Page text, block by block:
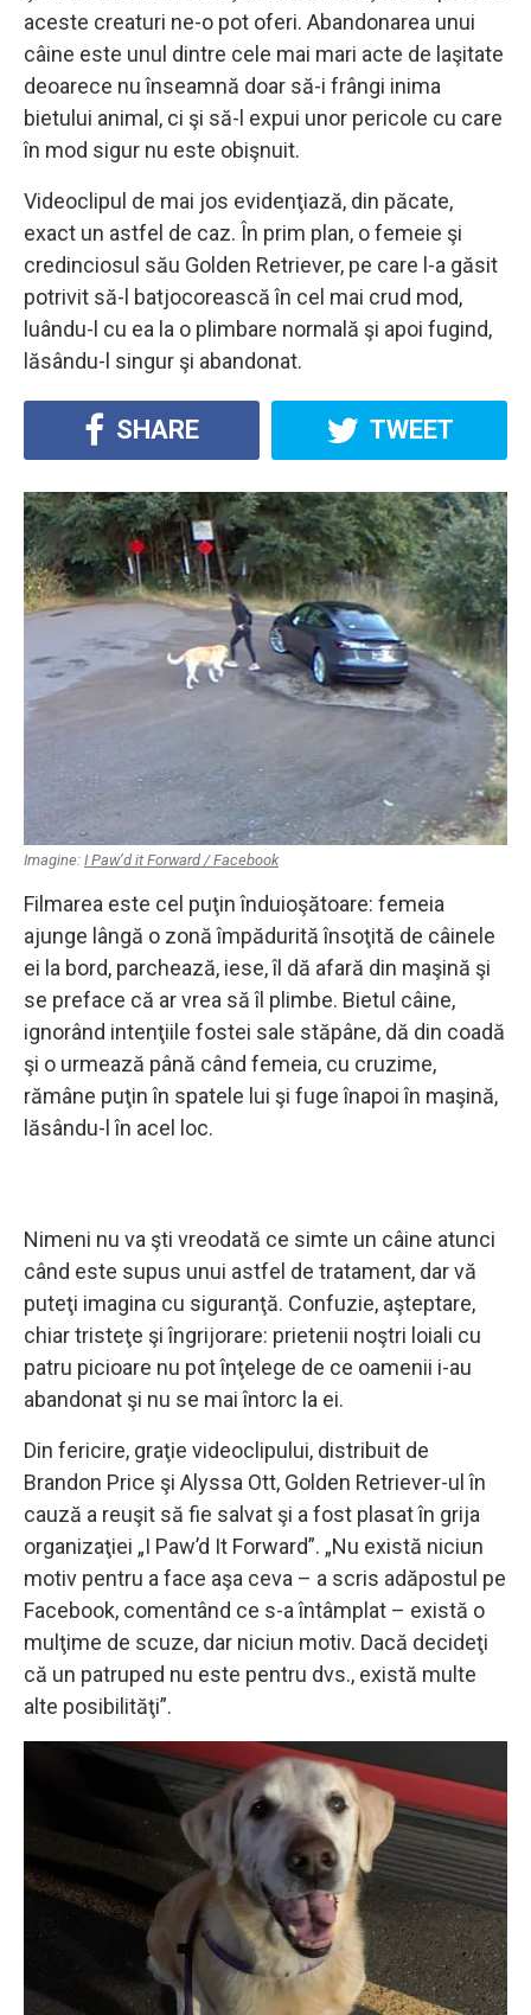
aceste creaturi ne-o pot oferi. Abandonarea unui
câine este unul dintre cele mai mari acte de laşitate
deoarece nu înseamnă doar să-i frângi inima
bietului animal, ci şi să-l expui unor pericole cu care
în mod sigur nu este obişnuit.
Videoclipul de mai jos evidenţiază, din păcate,
exact un astfel de caz. În prim plan, o femeie şi
credinciosul său Golden Retriever, pe care l-a găsit
potrivit să-l batjocorească în cel mai crud mod,
luându-l cu ea la o plimbare normală şi apoi fugind,
lăsându-l singur şi abandonat.
SHARE TWEET
Imagine: I Paw’d it Forward / Facebook
Filmarea este cel puţin înduioşătoare: femeia
ajunge lângă o zonă împădurită însoţită de câinele
ei la bord, parchează, iese, îl dă afară din maşină şi
se preface că ar vrea să îl plimbe. Bietul câine,
ignorând intenţiile fostei sale stăpâne, dă din coadă
şi o urmează până când femeia, cu cruzime,
rămâne puţin în spatele lui şi fuge înapoi în maşină,
lăsându-l în acel loc.
Nimeni nu va şti vreodată ce simte un câine atunci
când este supus unui astfel de tratament, dar vă
puteţi imagina cu siguranţă. Confuzie, aşteptare,
chiar tristeţe şi îngrijorare: prietenii noştri loiali cu
patru picioare nu pot înţelege de ce oamenii i-au
abandonat şi nu se mai întorc la ei.
Din fericire, graţie videoclipului, distribuit de
Brandon Price şi Alyssa Ott, Golden Retriever-ul în
cauză a reuşit să fie salvat şi a fost plasat în grija
organizaţiei „I Paw’d It Forward”. „Nu există niciun
motiv pentru a face aşa ceva – a scris adăpostul pe
Facebook, comentând ce s-a întâmplat – există o
mulţime de scuze, dar niciun motiv. Dacă decideţi
că un patruped nu este pentru dvs., există multe
alte posibilităţi”.